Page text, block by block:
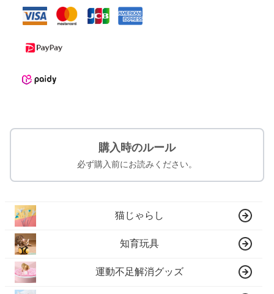
購入時のルール
必ず購入前にお読みください。
猫じゃらし
知育玩具
運動不足解消グッズ